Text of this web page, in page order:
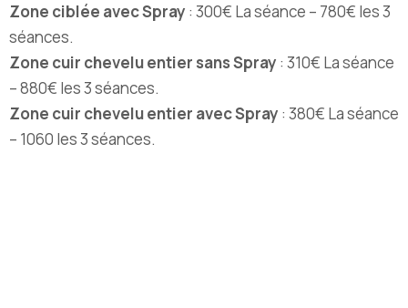
Zone ciblée avec Spray : 300€ La séance – 780€ les 3
séances.
Zone cuir chevelu entier sans Spray : 310€ La séance
– 880€ les 3 séances.
Zone cuir chevelu entier avec Spray : 380€ La séance
– 1060 les 3 séances.